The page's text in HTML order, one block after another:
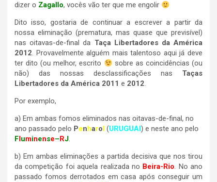
dizer o Zagallo, vocês vão ter que me engolir
Dito isso, gostaria de continuar a escrever a partir da
nossa eliminação (prematura, mas quase que previsível)
nas oitavas-de-final da Taça Libertadores da América
2012. Provavelmente alguém mais talentoso aqui já deve
ter dito (ou melhor, escrito
sobre as coincidências (ou
não) das nossas desclassificações nas Taças
Libertadores da América 2011 e 2012.
Por exemplo,
a) Em ambas fomos eliminados nas oitavas-de-final, no
ano passado pelo Penharol (URUGUAI) e neste ano pelo
Fluminense–RJ.
b) Em ambas eliminações a partida decisiva que nos tirou
da competição foi aquela realizada no Beira-Rio. No ano
passado fomos derrotados em casa após conseguir um